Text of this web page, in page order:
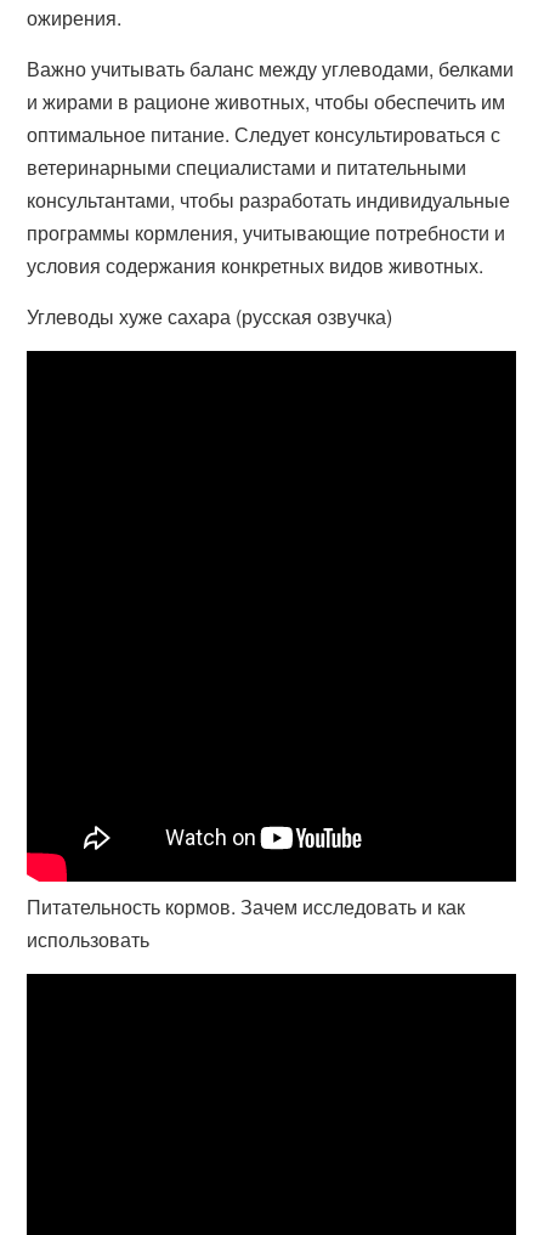
ожирения.
Важно учитывать баланс между углеводами, белками
и жирами в рационе животных, чтобы обеспечить им
оптимальное питание. Следует консультироваться с
ветеринарными специалистами и питательными
консультантами, чтобы разработать индивидуальные
программы кормления, учитывающие потребности и
условия содержания конкретных видов животных.
Углеводы хуже сахара (русская озвучка)
Питательность кормов. Зачем исследовать и как
использовать